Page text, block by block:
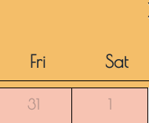
Fri Sat
31 1